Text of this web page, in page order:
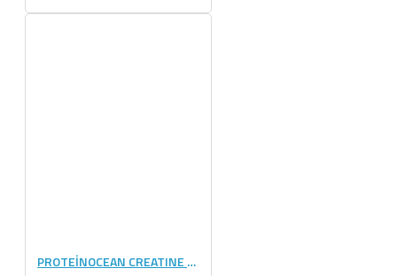
PROTEİNOCEAN CREATINE CREAPURE 250 GR